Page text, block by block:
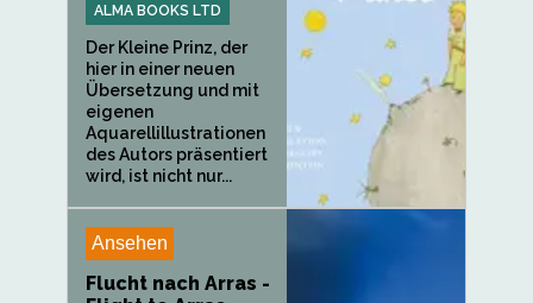
ALMA BOOKS LTD
Der Kleine Prinz, der
hier in einer neuen
Übersetzung und mit
eigenen
Aquarellillustrationen
des Autors präsentiert
wird, ist nicht nur...
Ansehen
Flucht nach Arras -